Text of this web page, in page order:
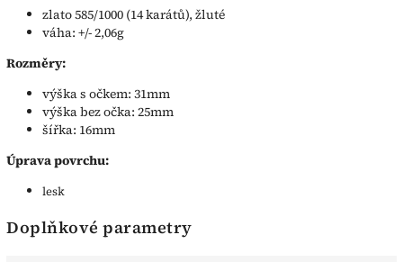
zlato 585/1000 (14 karátů), žluté
váha: +/- 2,06g
Rozměry:
výška s očkem: 31mm
výška bez očka: 25mm
šířka: 16mm
Úprava povrchu:
lesk
Doplňkové parametry